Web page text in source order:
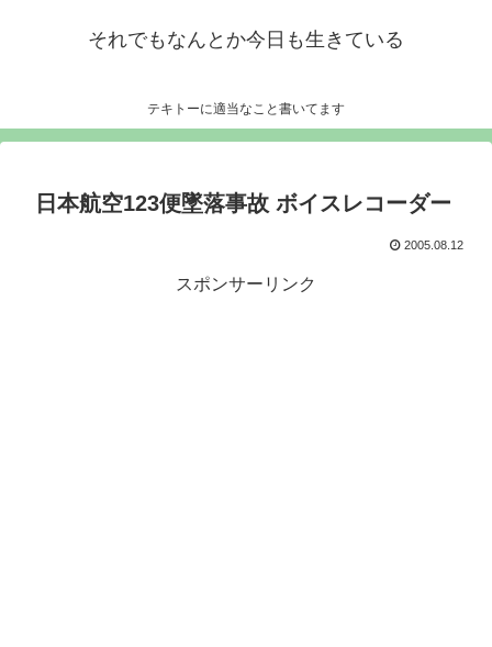
それでもなんとか今日も生きている
テキトーに適当なこと書いてます
日本航空123便墜落事故 ボイスレコーダー
2005.08.12
スポンサーリンク